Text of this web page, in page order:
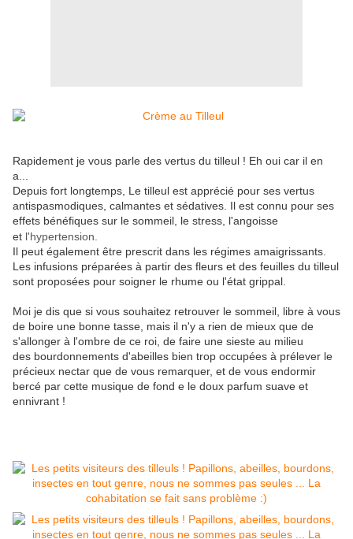
Rapidement je vous parle des vertus du tilleul ! Eh oui car il en
a...
Depuis fort longtemps, Le tilleul est apprécié pour ses vertus
antispasmodiques, calmantes et sédatives. Il est connu pour ses
effets bénéfiques sur le sommeil, le stress, l'angoisse
et l'hypertension.
Il peut également être prescrit dans les régimes amaigrissants.
Les infusions préparées à partir des fleurs et des feuilles du tilleul
sont proposées pour soigner le rhume ou l'état grippal.
Moi je dis que si vous souhaitez retrouver le sommeil, libre à vous
de boire une bonne tasse, mais il n'y a rien de mieux que de
s'allonger à l'ombre de ce roi, de faire une sieste au milieu
des bourdonnements d'abeilles bien trop occupées à prélever le
précieux nectar que de vous remarquer, et de vous endormir
bercé par cette musique de fond e le doux parfum suave et
ennivrant !